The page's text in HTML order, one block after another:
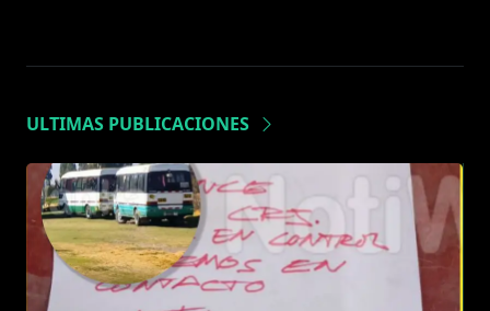
ULTIMAS PUBLICACIONES